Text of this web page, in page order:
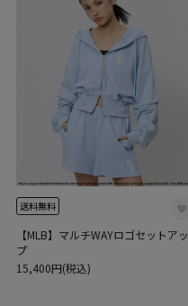
送料無料
【MLB】マルチWAYロゴセットアッ
プ
15,400円(税込)